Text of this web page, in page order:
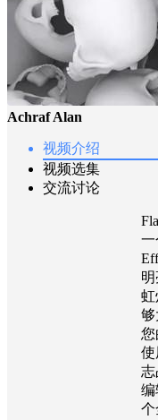
Achraf Alan
视频介绍
视频选集
交流讨论
一
虹
够
您
使
志
编
个